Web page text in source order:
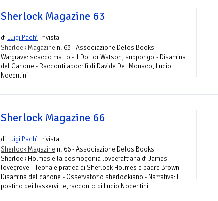
Sherlock Magazine 63
di Luigi Pachì | rivista
Sherlock Magazine n. 63 - Associazione Delos Books
Wargrave: scacco matto - Il Dottor Watson, suppongo - Disamina
del Canone - Racconti apocrifi di Davide Del Monaco, Lucio
Nocentini
Sherlock Magazine 66
di Luigi Pachì | rivista
Sherlock Magazine n. 66 - Associazione Delos Books
Sherlock Holmes e la cosmogonia lovecraftiana di James
lovegrove - Teoria e pratica di Sherlock Holmes e padre Brown -
Disamina del canone - Osservatorio sherlockiano - Narrativa: Il
postino dei baskerville, racconto di Lucio Nocentini